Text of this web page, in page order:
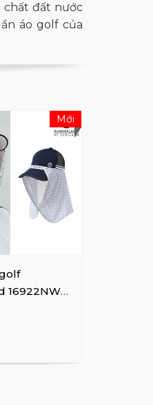
chất đất nước
áo golf của
16922NW6
Mới